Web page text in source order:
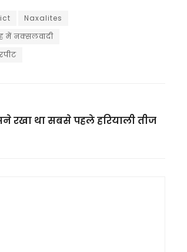
Naxalites
में नक्सलवादी
रखा था सबसे पहले हरियाली तीज